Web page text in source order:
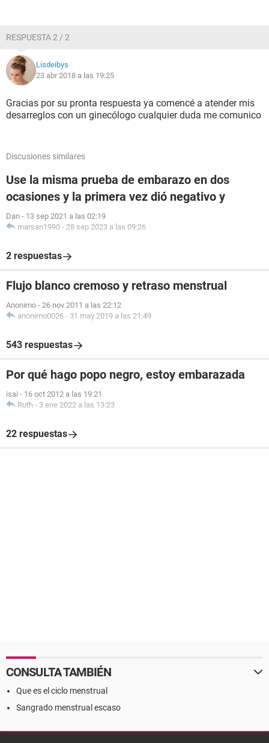
RESPUESTA 2 / 2
Lisdeibys
23 abr 2018 a las 19:25
Gracias por su pronta respuesta ya comencé a atender mis
desarreglos con un ginecólogo cualquier duda me comunico
Discusiones similares
Use la misma prueba de embarazo en dos
ocasiones y la primera vez dió negativo y
Dan - 13 sep 2021 a las 02:19
marsan1990 - 28 sep 2023 a las 09:26
2 respuestas
Flujo blanco cremoso y retraso menstrual
Anonimo - 26 nov 2011 a las 22:12
anonimo0026 - 31 may 2019 a las 21:49
543 respuestas
Por qué hago popo negro, estoy embarazada
isai - 16 oct 2012 a las 19:21
Ruth - 3 ene 2022 a las 13:23
22 respuestas
CONSULTA TAMBIÉN
Que es el ciclo menstrual
Sangrado menstrual escaso